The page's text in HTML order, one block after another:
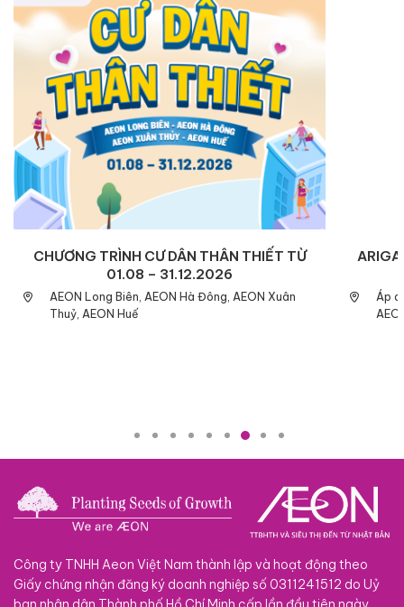
CHƯƠNG TRÌNH CƯ DÂN THÂN THIẾT TỪ
01.08 – 31.12.2026
AEON Long Biên, AEON Hà Đông, AEON Xuân
Thuỷ, AEON Huế
Áp
Công ty TNHH Aeon Việt Nam thành lập và hoạt động theo
Giấy chứng nhận đăng ký doanh nghiệp số 0311241512 do Uỷ